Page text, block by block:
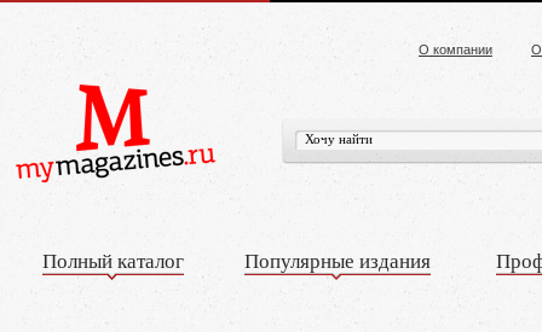
О компании
Полный каталог Популярные издания